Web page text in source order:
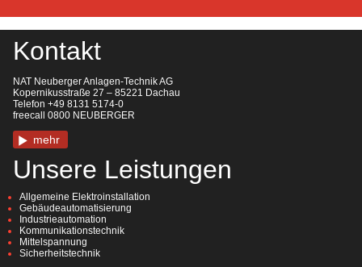
Kontakt
NAT Neuberger Anlagen-Technik AG
Kopernikusstraße 27 – 85221 Dachau
Telefon +49 8131 5174-0
freecall 0800 NEUBERGER
mehr
Unsere Leistungen
Allgemeine Elektroinstallation
Gebäudeautomatisierung
Industrieautomation
Kommunikationstechnik
Mittelspannung
Sicherheitstechnik